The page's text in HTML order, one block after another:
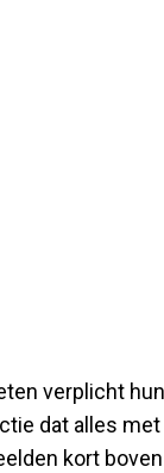
verplicht
dat alles
kort